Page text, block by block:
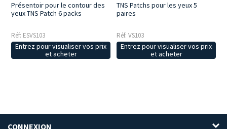
Présentoir pour le contour des
yeux TNS Patch 6 packs
Réf: ESVS103
Entrez pour visualiser vos prix
et acheter
TNS Patchs pour les yeux 5
paires
Réf: VS103
Entrez pour visualiser vos prix
et acheter
CONNEXION